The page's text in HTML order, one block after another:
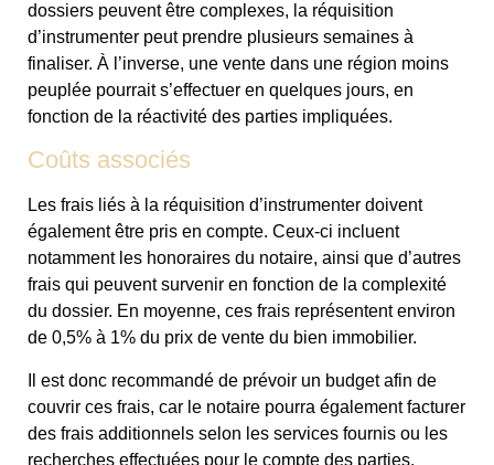
dossiers peuvent être complexes, la réquisition
d’instrumenter peut prendre plusieurs semaines à
finaliser. À l’inverse, une vente dans une région moins
peuplée pourrait s’effectuer en quelques jours, en
fonction de la réactivité des parties impliquées.
Coûts associés
Les frais liés à la réquisition d’instrumenter doivent
également être pris en compte. Ceux-ci incluent
notamment les honoraires du notaire, ainsi que d’autres
frais qui peuvent survenir en fonction de la complexité
du dossier. En moyenne, ces frais représentent environ
de 0,5% à 1% du prix de vente du bien immobilier.
Il est donc recommandé de prévoir un budget afin de
couvrir ces frais, car le notaire pourra également facturer
des frais additionnels selon les services fournis ou les
recherches effectuées pour le compte des parties.